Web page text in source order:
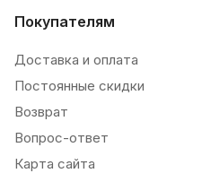
Покупателям
Доставка и оплата
Постоянные скидки
Возврат
Вопрос-ответ
Карта сайта